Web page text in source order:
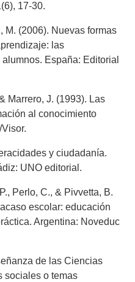
17-30.
M. (2006). Nuevas formas
las
España: Editorial
Marrero, J. (1993). Las
al conocimiento
y ciudadanía.
UNO editorial.
Perlo, C., & Pivvetta, B.
escolar: educación
Argentina: Noveduc
de las Ciencias
sociales o temas